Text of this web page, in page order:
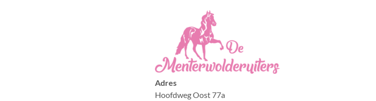
Adres
Hoofdweg Oost 77a